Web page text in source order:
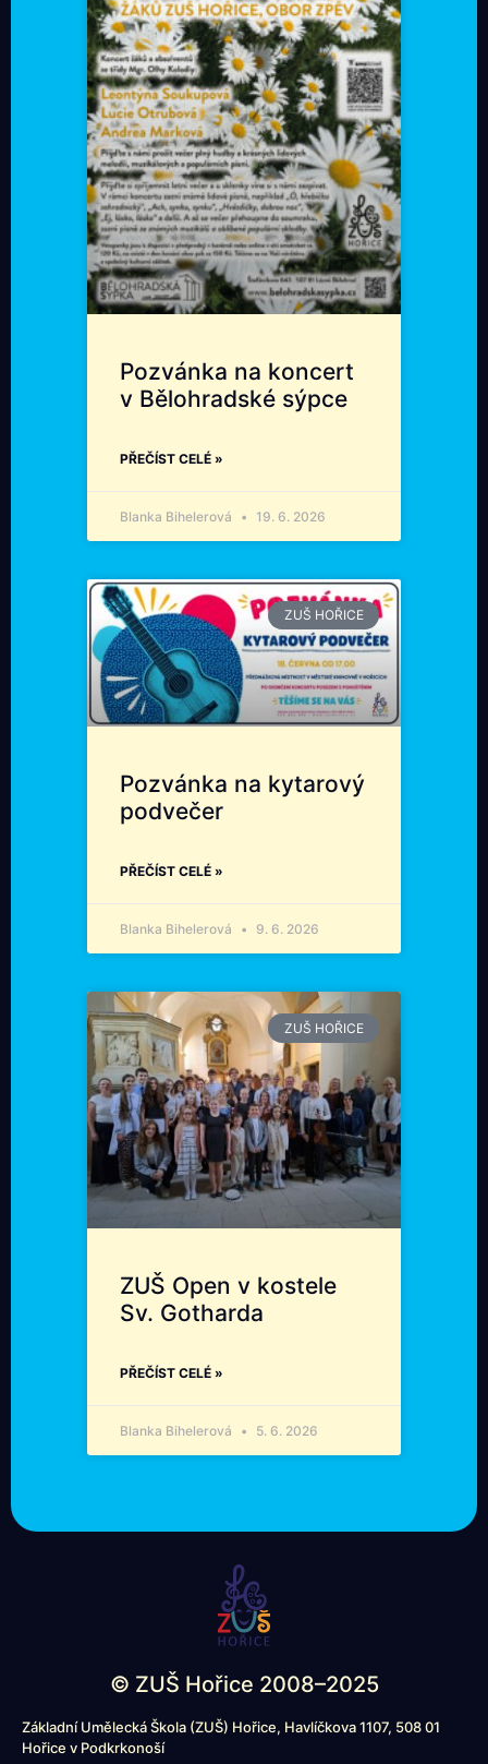
Pozvánka na koncert
v Bělohradské sýpce
PŘEČÍST CELÉ »
Blanka Bihelerová 19. 6. 2026
ZUŠ HOŘICE
Pozvánka na kytarový
podvečer
PŘEČÍST CELÉ »
Blanka Bihelerová 9. 6. 2026
ZUŠ HOŘICE
ZUŠ Open v kostele
Sv. Gotharda
PŘEČÍST CELÉ »
Blanka Bihelerová 5. 6. 2026
© ZUŠ Hořice 2008–2025
Základní Umělecká Škola (ZUŠ) Hořice, Havlíčkova 1107, 508 01
Hořice v Podkrkonoší